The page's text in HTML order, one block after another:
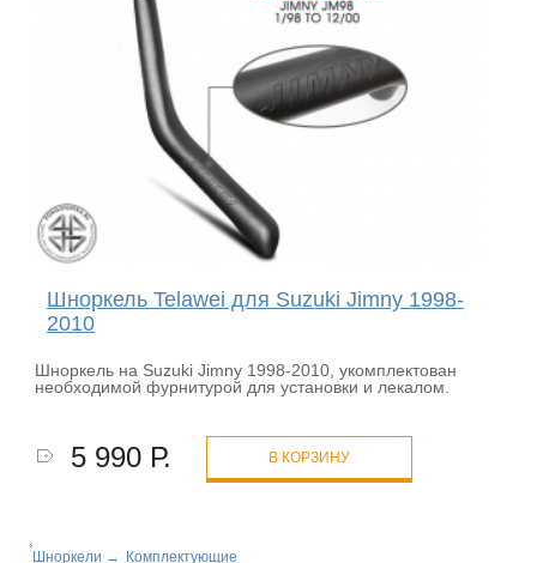
Шноркель Telawei для Suzuki Jimny 1998-
2010
Шноркель на Suzuki Jimny 1998-2010, укомплектован
необходимой фурнитурой для установки и лекалом.
5 990 Р. В КОРЗИНУ
Шноркели → Комплектующие